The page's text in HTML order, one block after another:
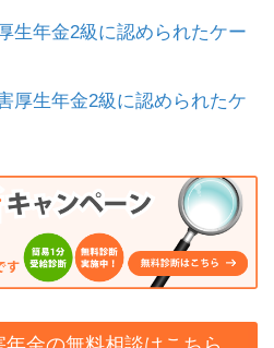
生年金2級に認められたケー
厚生年金2級に認められたケ